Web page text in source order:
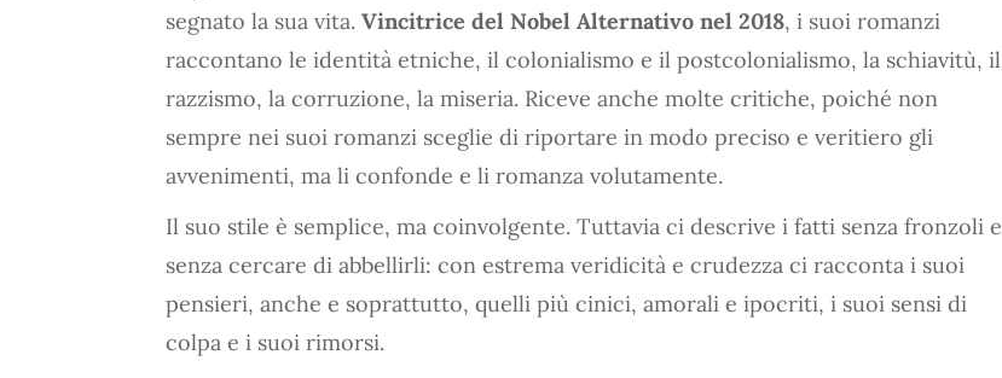
segnato la sua vita. Vincitrice del Nobel Alternativo nel 2018, i suoi romanzi
raccontano le identità etniche, il colonialismo e il postcolonialismo, la schiavitù, il
razzismo, la corruzione, la miseria. Riceve anche molte critiche, poiché non
sempre nei suoi romanzi sceglie di riportare in modo preciso e veritiero gli
avvenimenti, ma li confonde e li romanza volutamente.
Il suo stile è semplice, ma coinvolgente. Tuttavia ci descrive i fatti senza fronzoli e
senza cercare di abbellirli: con estrema veridicità e crudezza ci racconta i suoi
pensieri, anche e soprattutto, quelli più cinici, amorali e ipocriti, i suoi sensi di
colpa e i suoi rimorsi.